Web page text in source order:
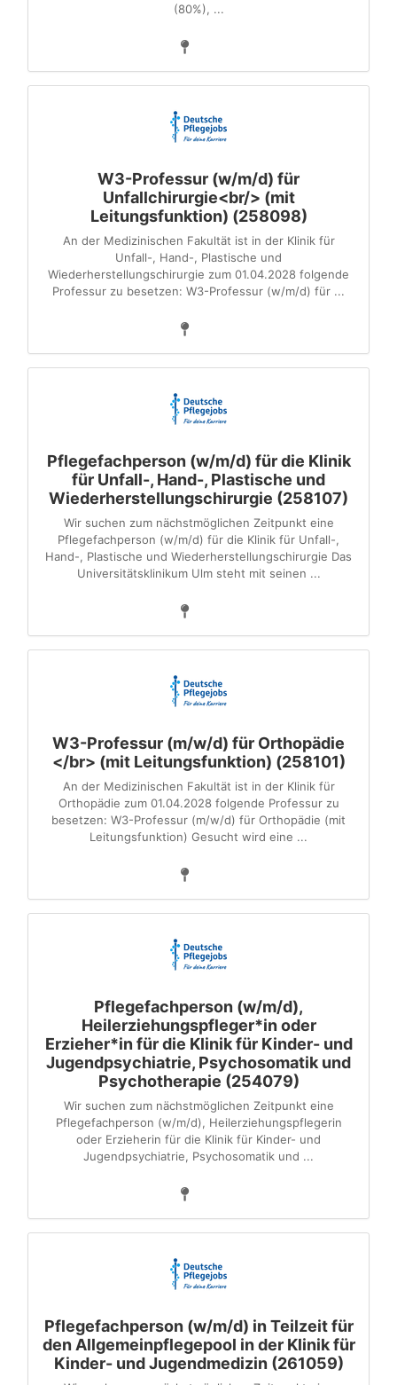
(80%), ...
W3-Professur (w/m/d) für
Unfallchirurgie<br/> (mit
Leitungsfunktion) (258098)
An der Medizinischen Fakultät ist in der Klinik für
Unfall-, Hand-, Plastische und
Wiederherstellungschirurgie zum 01.04.2028 folgende
Professur zu besetzen: W3-Professur (w/m/d) für ...
Pflegefachperson (w/m/d) für die Klinik
für Unfall-, Hand-, Plastische und
Wiederherstellungschirurgie (258107)
Wir suchen zum nächstmöglichen Zeitpunkt eine
Pflegefachperson (w/m/d) für die Klinik für Unfall-,
Hand-, Plastische und Wiederherstellungschirurgie Das
Universitätsklinikum Ulm steht mit seinen ...
W3-Professur (m/w/d) für Orthopädie
</br> (mit Leitungsfunktion) (258101)
An der Medizinischen Fakultät ist in der Klinik für
Orthopädie zum 01.04.2028 folgende Professur zu
besetzen: W3-Professur (m/w/d) für Orthopädie (mit
Leitungsfunktion) Gesucht wird eine ...
Pflegefachperson (w/m/d),
Heilerziehungspfleger*in oder
Erzieher*in für die Klinik für Kinder-​ und
Jugendpsychiatrie, Psychosomatik und
Psychotherapie (254079)
Wir suchen zum nächstmöglichen Zeitpunkt eine
Pflegefachperson (w/m/d), Heilerziehungspflegerin
oder Erzieherin für die Klinik für Kinder- und
Jugendpsychiatrie, Psychosomatik und ...
Pflegefachperson (w/m/d) in Teilzeit für
den Allgemeinpflegepool in der Klinik für
Kinder- und Jugendmedizin (261059)